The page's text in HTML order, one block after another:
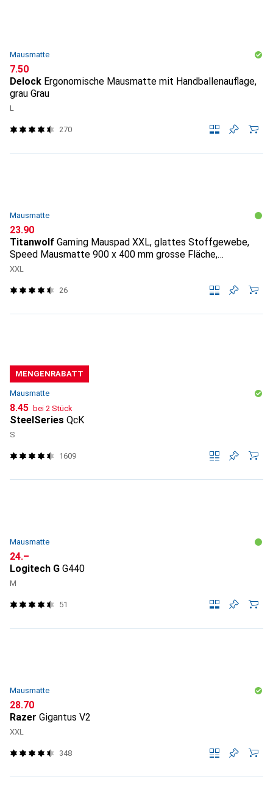
Mausmatte
CHF
7.50
Delock Ergonomische Mausmatte mit Handballenauflage,
grau Grau
L
270
Mausmatte
CHF
23.90
Titanwolf Gaming Mauspad XXL, glattes Stoffgewebe,
Speed Mausmatte 900 x 400 mm grosse Fläche,
Topography
XXL
26
MENGENRABATT
Mausmatte
CHF
8.45 bei 2 Stück
SteelSeries QcK
S
1609
Mausmatte
CHF
24.–
Logitech G G440
M
51
Mausmatte
CHF
28.70
Razer Gigantus V2
XXL
348